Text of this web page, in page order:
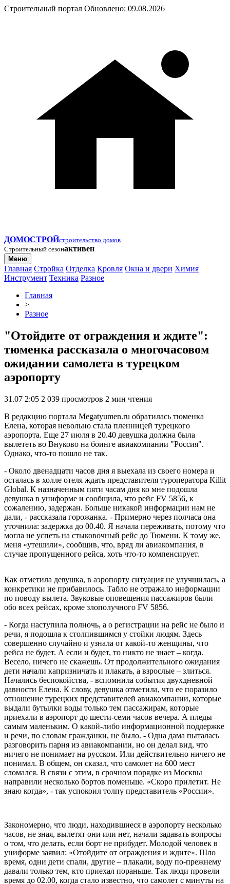
Строительный портал Обновлено: 09.08.2026
ДОМОСТРОЙстроительство домов
Строительный сезонактивен
Меню
Главная Стройка Отделка Кровля Окна и двери Химия
Инструмент Техника Разное
Главная
>
Разное
"Отойдите от ограждения и ждите":
тюменка рассказала о многочасовом
ожидании самолета в турецком
аэропорту
31.07 2:05 2 039 просмотров 2 мин чтения
В редакцию портала Megatyumen.ru обратилась тюменка
Елена, которая невольно стала пленницей турецкого
аэропорта. Еще 27 июля в 20.40 девушка должна была
вылететь во Внуково на боинге авиакомпании "Россия".
Однако, что-то пошло не так.
- Около двенадцати часов дня я выехала из своего номера и
осталась в холле отеля ждать представителя туроператора Killit
Global. К назначенным пяти часам дня ко мне подошла
девушка в униформе и сообщила, что рейс FV 5856, к
сожалению, задержан. Больше никакой информации нам не
дали, - рассказала горожанка. - Примерно через полчаса она
уточнила: задержка до 00.40. Я начала переживать, потому что
могла не успеть на стыковочный рейс до Тюмени. К тому же,
меня «утешили», сообщив, что, вряд ли авиакомпания, в
случае пропущенного рейса, хоть что-то компенсирует.
Как отметила девушка, в аэропорту ситуация не улучшилась, а
конкретики не прибавилось. Табло не отражало информации
обо всех рейсах, кроме злополучного FV 5856.
- Когда наступила полночь, а о регистрации на рейс не было и
речи, я подошла к столпившимся у стойки людям. Здесь
совершенно случайно и узнала от какой-то женщины, что
рейса не будет. А если и будет, то никто не знает – когда.
Весело, ничего не скажешь. От продолжительного ожидания
дети начали капризничать и плакать, а взрослые – злиться.
Начались беспокойства, - вспомнила события двухдневной
давности Елена. К слову, девушка отметила, что ее поразило
отношение турецких представителей авиакомпании, которые
выдали бутылки воды только тем пассажирам, которые
приехали в аэропорт до шести-семи часов вечера. А пледы –
самым маленьким. О какой-либо информационной поддержке
и речи, по словам гражданки, не было. - Одна дама пыталась
разговорить парня из авиакомпании, но он делал вид, что
ничего не понимает на русском. Или действительно ничего не
понимал. В общем, он сказал, что самолет на 600 мест
сломался. В связи с этим, в срочном порядке из Москвы
Закономерно, что люди, находившиеся в аэропорту несколько